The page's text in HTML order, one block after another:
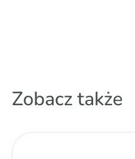
Zobacz także